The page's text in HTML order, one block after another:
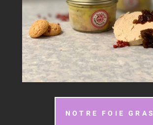
NOTRE FOIE GRAS